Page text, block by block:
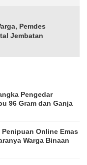
Pemdes
Jembatan
Pengedar
96 Gram dan Ganja
Online Emas
Warga Binaan